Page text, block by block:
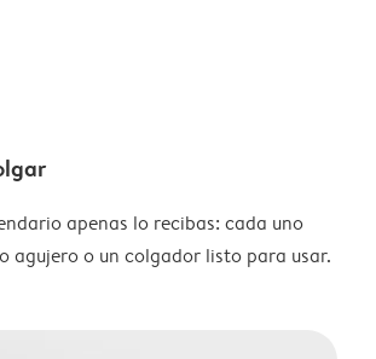
apenas lo recibas: cada uno
agujero o un colgador listo para usar.